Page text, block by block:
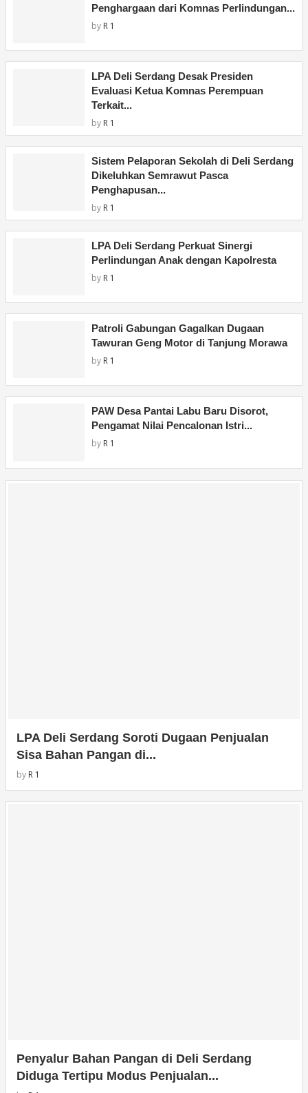
Penghargaan dari Komnas Perlindungan...
by R 1
LPA Deli Serdang Desak Presiden
Evaluasi Ketua Komnas Perempuan
Terkait...
by R 1
Sistem Pelaporan Sekolah di Deli Serdang
Dikeluhkan Semrawut Pasca
Penghapusan...
by R 1
LPA Deli Serdang Perkuat Sinergi
Perlindungan Anak dengan Kapolresta
by R 1
Patroli Gabungan Gagalkan Dugaan
Tawuran Geng Motor di Tanjung Morawa
by R 1
PAW Desa Pantai Labu Baru Disorot,
Pengamat Nilai Pencalonan Istri...
by R 1
LPA Deli Serdang Soroti Dugaan Penjualan
Sisa Bahan Pangan di...
by R 1
Penyalur Bahan Pangan di Deli Serdang
Diduga Tertipu Modus Penjualan...